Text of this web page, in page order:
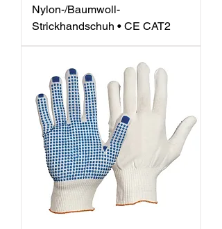
Nylon-/Baumwoll-
Strickhandschuh • CE CAT2